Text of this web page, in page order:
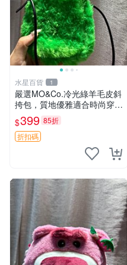
水星百貨 1
嚴選MO&Co.冷光綠羊毛皮斜
挎包，質地優雅適合時尚穿搭
冷光綠 皮包 斜挎包
$399 85折
折扣碼